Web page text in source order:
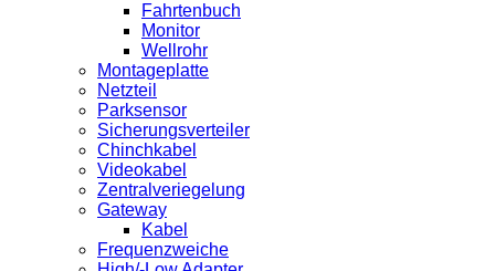
Fahrtenbuch
Monitor
Wellrohr
Montageplatte
Netzteil
Parksensor
Sicherungsverteiler
Chinchkabel
Videokabel
Zentralveriegelung
Gateway
Kabel
Frequenzweiche